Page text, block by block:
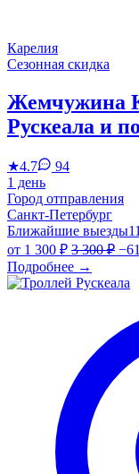
Карелия
Сезонная скидка
Жемчужина
Рускеала и
★4.7
94
1 день
Город отправления
Санкт-Петербург
Ближайшие выезды
от 1 300 ₽ 3 300 ₽
Подробнее →